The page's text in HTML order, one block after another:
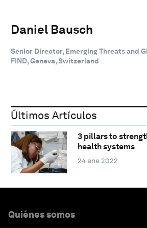
Daniel Bausch
Senior Director, Emerging Threats and
FIND, Geneva, Switzerland
Últimos Artículos
3 pillars to
health systems
24 ene 2022
Quiénes somos